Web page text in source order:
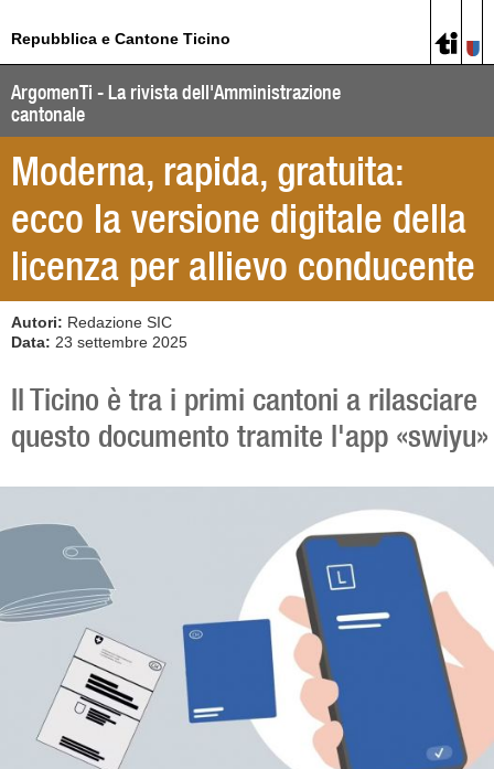
Repubblica e Cantone Ticino
ArgomenTi - La rivista dell'Amministrazione
cantonale
Moderna, rapida, gratuita:
ecco la versione digitale della
licenza per allievo conducente
Autori: Redazione SIC
Data: 23 settembre 2025
Il Ticino è tra i primi cantoni a rilasciare
questo documento tramite l'app «swiyu»